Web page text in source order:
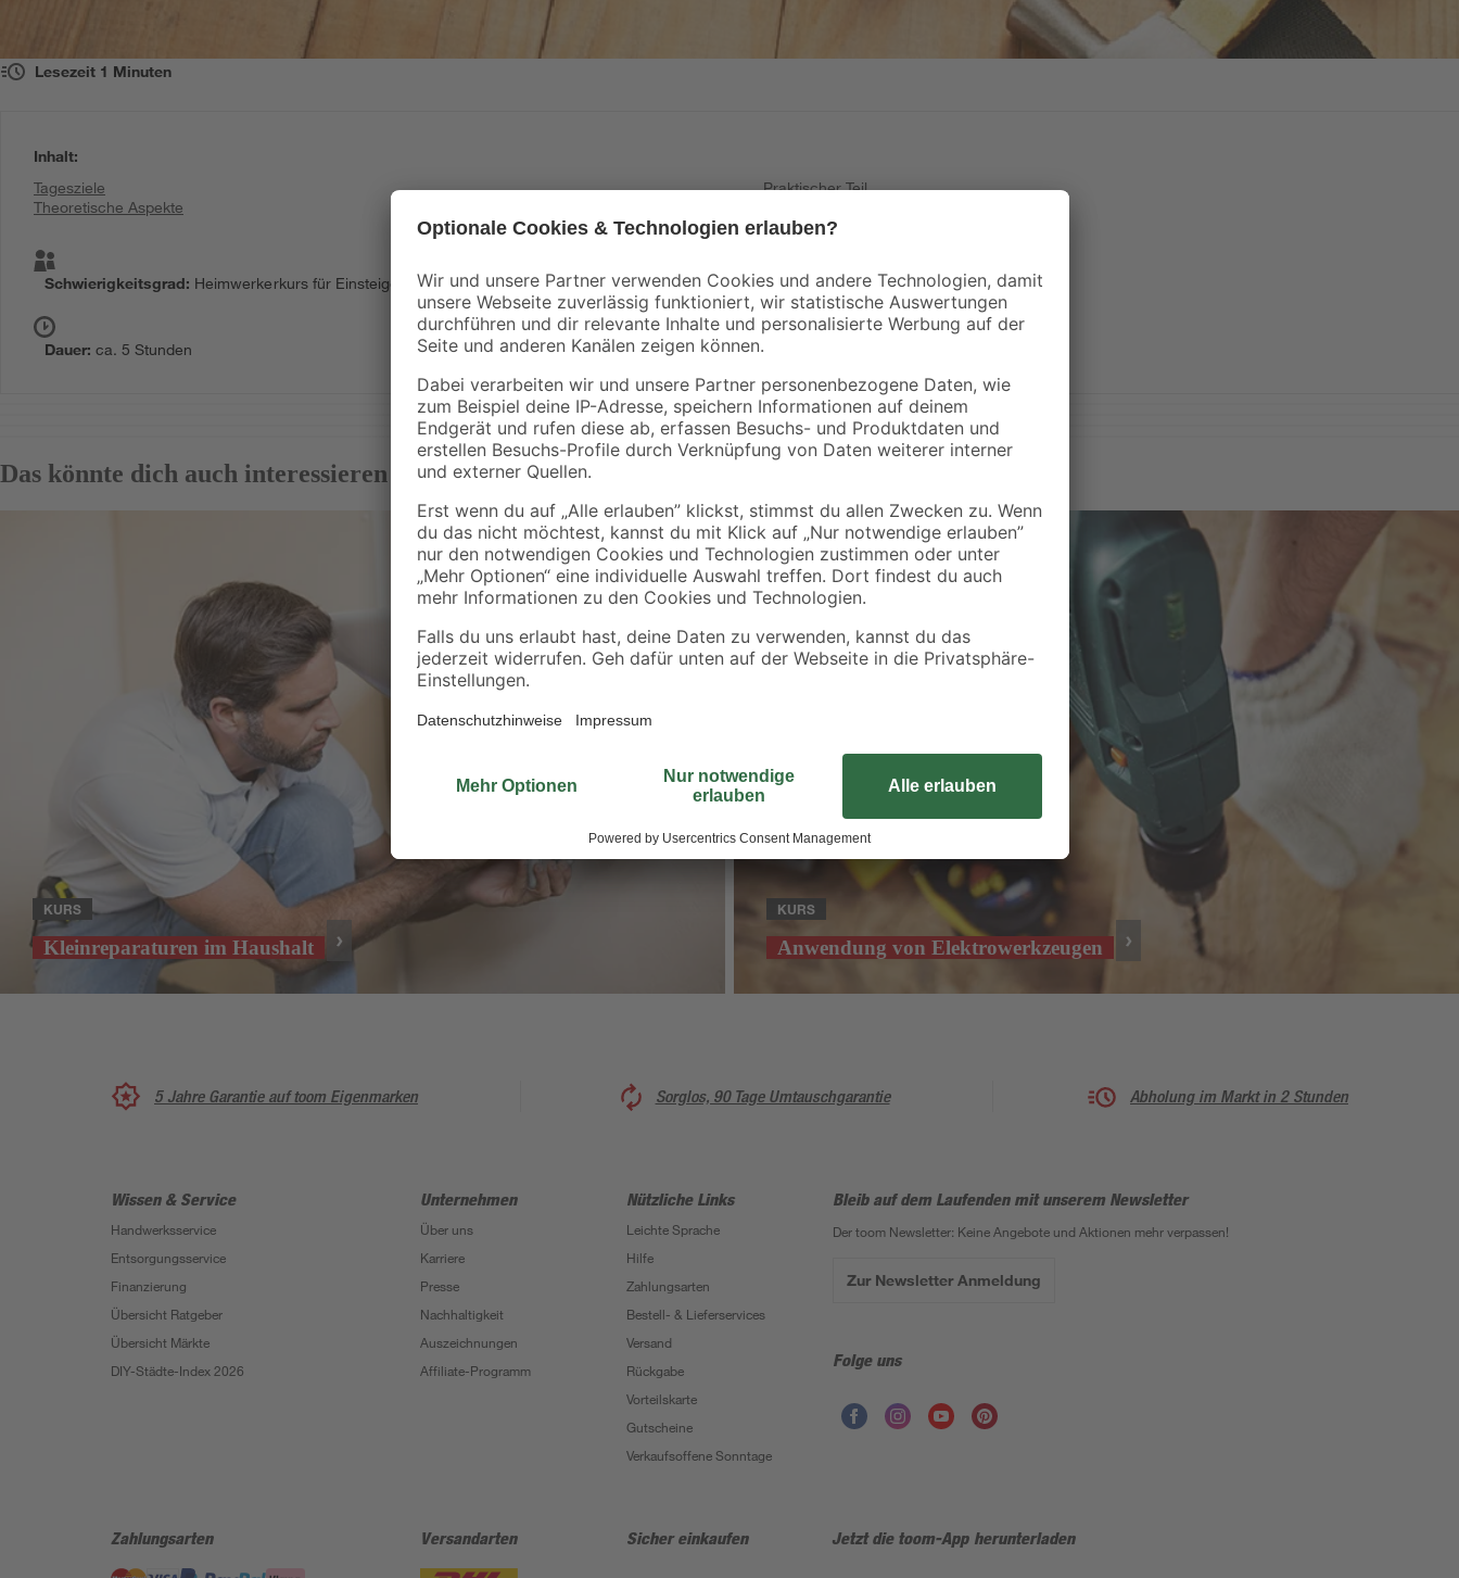
Lesezeit 1 Minuten
Inhalt:
Tagesziele
Theoretische Aspekte
Praktischer Teil
Schwierigkeitsgrad: Heimwerkerkurs für Einsteiger
Dauer:ca. 5 Stunden
Das könnte dich auch interessieren
KURS
Kleinreparaturen im Haushalt
KURS
Anwendung von Elektrowerkzeugen
5 Jahre Garantie auf toom Eigenmarken Sorglos, 90 Tage Umtauschgarantie Abholung im Markt in 2 Stunden
Wissen & Service
Handwerksservice
Entsorgungsservice
Finanzierung
Übersicht Ratgeber
Übersicht Märkte
DIY-Städte-Index 2026
Unternehmen
Über uns
Karriere
Presse
Nachhaltigkeit
Auszeichnungen
Affiliate-Programm
Nützliche Links
Leichte Sprache
Hilfe
Zahlungsarten
Bestell- & Lieferservices
Versand
Rückgabe
Vorteilskarte
Gutscheine
Verkaufsoffene Sonntage
Bleib auf dem Laufenden mit unserem Newsletter
Der toom Newsletter: Keine Angebote und Aktionen mehr verpassen!
Zur Newsletter Anmeldung
Folge uns
Zahlungsarten Versandarten Sicher einkaufen Jetzt die toom-App herunterladen